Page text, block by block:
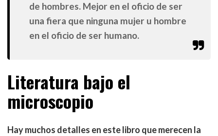
de hombres. Mejor en el oficio de ser
una fiera que ninguna mujer u hombre
en el oficio de ser humano.
Literatura bajo el
microscopio
Hay muchos detalles en este libro que merecen la